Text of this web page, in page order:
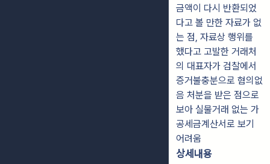
금액이 다시 반환되었
다고 볼 만한 자료가 없
는 점, 자료상 행위를
했다고 고발한 거래처
의 대표자가 검찰에서
증거불충분으로 혐의없
음 처분을 받은 점으로
보아 실물거래 없는 가
공세금계산서로 보기
어려움
상세내용